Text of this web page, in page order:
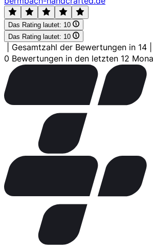
Das Rating lautet: 10
Das Rating lautet: 10
Gesamtzahl der Bewertungen in 14
0 Bewertungen in den letzten 12